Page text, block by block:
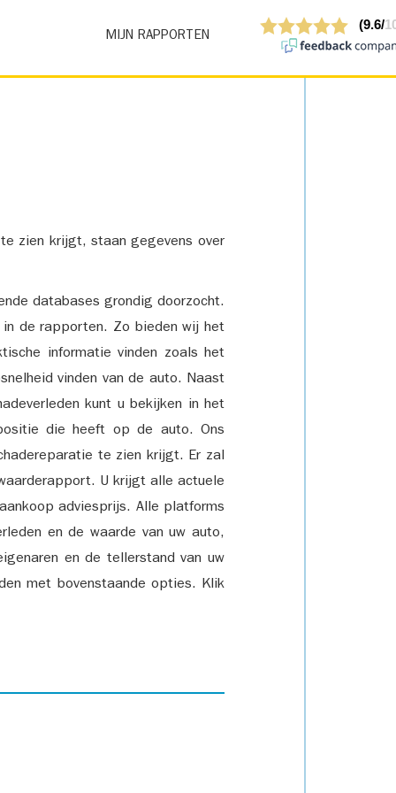
MIJN RAPPORTEN
zien krijgt, staan gegevens over
databases grondig doorzocht.
de rapporten. Zo bieden wij het
informatie vinden zoals het
vinden van de auto. Naast
kunt u bekijken in het
die heeft op de auto. Ons
te zien krijgt. Er zal
U krijgt alle actuele
adviesprijs. Alle platforms
en de waarde van uw auto,
en de tellerstand van uw
met bovenstaande opties. Klik